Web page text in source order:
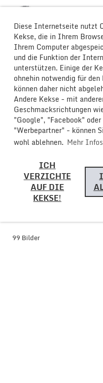
Diese Internetseite nutzt
Kekse, die in Ihrem
Ihrem Computer
und die Funktion der
unterstützen. Einige der
ohnehin notwendig für den
können daher nicht
Andere Kekse - mit
Geschmacksrichtungen
"Google", "Facebook" oder
"Werbepartner" - können
wohl ablehnen. Mehr Infos
ICH
VERZICHTE
AUF DIE
KEKSE!
Galerie
Zurück
99 Bilder